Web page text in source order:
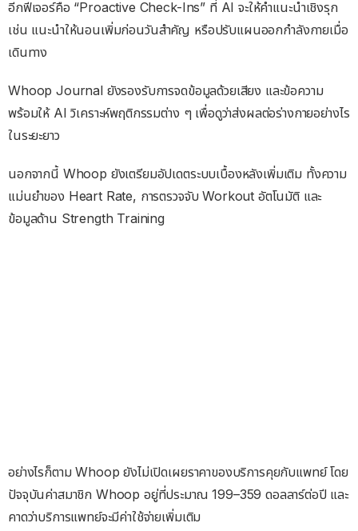
อีกฟีเจอร์คือ “Proactive Check-Ins” ที่ AI จะให้คำแนะนำเชิงรุก
เช่น แนะนำให้นอนเพิ่มก่อนวันสำคัญ หรือปรับแผนออกกำลังกายเมื่อ
เดินทาง
Whoop Journal ยังรองรับการจดข้อมูลด้วยเสียง และข้อความ
พร้อมให้ AI วิเคราะห์พฤติกรรมต่าง ๆ เพื่อดูว่าส่งผลต่อร่างกายอย่างไร
ในระยะยาว
นอกจากนี้ Whoop ยังเตรียมอัปเดตระบบเบื้องหลังเพิ่มเติม ทั้งความ
แม่นยำของ Heart Rate, การตรวจจับ Workout อัตโนมัติ และ
ข้อมูลด้าน Strength Training
อย่างไรก็ตาม Whoop ยังไม่เปิดเผยราคาของบริการคุยกับแพทย์ โดย
ปัจจุบันค่าสมาชิก Whoop อยู่ที่ประมาณ 199–359 ดอลลาร์ต่อปี และ
คาดว่าบริการแพทย์จะมีค่าใช้จ่ายเพิ่มเติม